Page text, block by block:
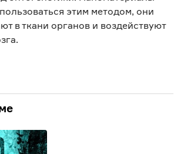
этим методом, они
в ткани органов и воздействуют